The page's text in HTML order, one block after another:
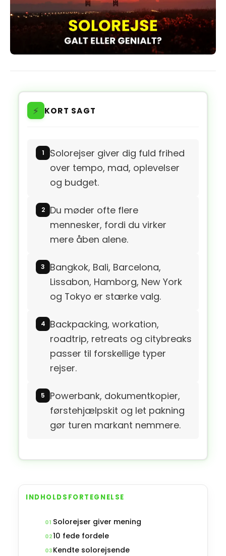
⚡ KORT SAGT
Solorejser giver dig fuld frihed
over tempo, mad, oplevelser
og budget.
Du møder ofte flere
mennesker, fordi du virker
mere åben alene.
Bangkok, Bali, Barcelona,
Lissabon, Hamborg, New York
og Tokyo er stærke valg.
Backpacking, workation,
roadtrip, retreats og citybreaks
passer til forskellige typer
rejser.
Powerbank, dokumentkopier,
førstehjælpskit og let pakning
gør turen markant nemmere.
INDHOLDSFORTEGNELSE
01 Solorejser giver mening
0210 fede fordele
03 Kendte solorejsende